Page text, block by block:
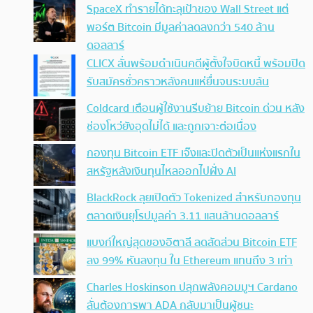
SpaceX ทำรายได้ทะลุเป้าของ Wall Street แต่
พอร์ต Bitcoin มีมูลค่าลดลงกว่า 540 ล้าน
ดอลลาร์
CLICX ลั่นพร้อมดำเนินคดีผู้ตั้งใจบิดหนี้ พร้อมปิด
รับสมัครชั่วคราวหลังคนแห่ยื่นจนระบบล้น
Coldcard เตือนผู้ใช้งานรีบย้าย Bitcoin ด่วน หลัง
ช่องโหว่ยังอุดไม่ได้ และถูกเจาะต่อเนื่อง
กองทุน Bitcoin ETF เจ๊งและปิดตัวเป็นแห่งแรกใน
สหรัฐหลังเงินทุนไหลออกไปฝั่ง AI
BlackRock ลุยเปิดตัว Tokenized สำหรับกองทุน
ตลาดเงินยุโรปมูลค่า 3.11 แสนล้านดอลลาร์
แบงก์ใหญ่สุดของอิตาลี ลดสัดส่วน Bitcoin ETF
ลง 99% หันลงทุน ใน Ethereum แทนถึง 3 เท่า
Charles Hoskinson ปลุกพลังคอมมูฯ Cardano
ลั่นต้องการพา ADA กลับมาเป็นผู้ชนะ